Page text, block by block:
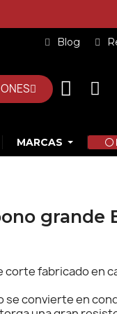
Blog
MARCAS
grande
corte fabricado en
se convierte en